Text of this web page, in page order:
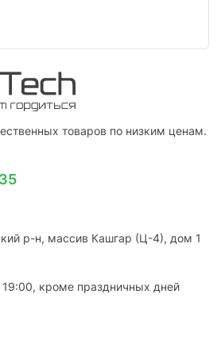
товаров по низким ценам.
р-н, массив Кашгар (Ц-4), дом 1
кроме праздничных дней